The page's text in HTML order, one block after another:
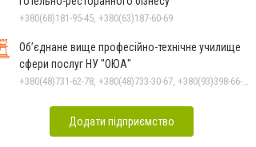
+380(68)181-95-45, +380(63)187-60-69
Об’єднане вище професійно-технічне училище
сфери послуг НУ "ОЮА"
Додати підприємство